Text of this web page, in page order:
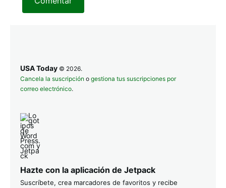
USA Today © 2026.
Cancela la suscripción o gestiona tus suscripciones por
correo electrónico.
Hazte con la aplicación de Jetpack
Suscríbete, crea marcadores de favoritos y recibe